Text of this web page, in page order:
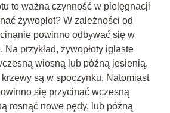
to ważna czynność w pielęgnacji
żywopłot? W zależności od
powinno odbywać się w
przykład, żywopłoty iglaste
wiosną lub późną jesienią,
są w spoczynku. Natomiast
się przycinać wczesną
rosnąć nowe pędy, lub późną